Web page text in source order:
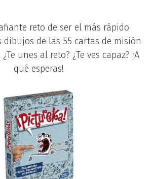
reto de ser el más rápido
de las 55 cartas de misión
unes al reto? ¿Te ves capaz? ¡A
qué esperas!